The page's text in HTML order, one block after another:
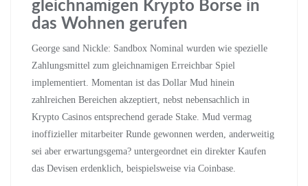
gleichnamigen Krypto Borse in
das Wohnen gerufen
George sand Nickle: Sandbox Nominal wurden wie spezielle
Zahlungsmittel zum gleichnamigen Erreichbar Spiel
implementiert. Momentan ist das Dollar Mud hinein
zahlreichen Bereichen akzeptiert, nebst nebensachlich in
Krypto Casinos entsprechend gerade Stake. Mud vermag
inoffizieller mitarbeiter Runde gewonnen werden, anderweitig
sei aber erwartungsgema? untergeordnet ein direkter Kaufen
das Devisen erdenklich, beispielsweise via Coinbase.